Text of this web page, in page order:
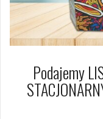
Podajemy